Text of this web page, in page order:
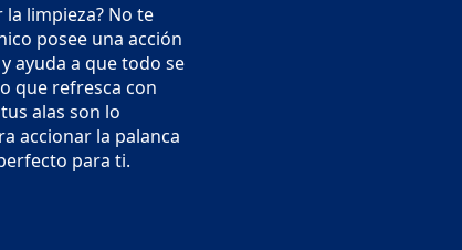
limpieza? No te
posee una acción
ayuda a que todo se
que refresca con
alas son lo
accionar la palanca
para ti.